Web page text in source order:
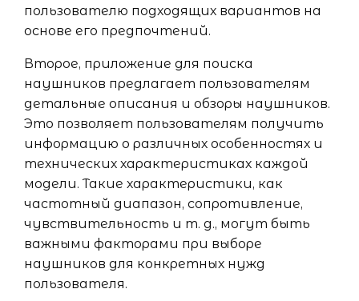
пользователю подходящих вариантов на
основе его предпочтений.
Второе, приложение для поиска
наушников предлагает пользователям
детальные описания и обзоры наушников.
Это позволяет пользователям получить
информацию о различных особенностях и
технических характеристиках каждой
модели. Такие характеристики, как
частотный диапазон, сопротивление,
чувствительность и т. д., могут быть
важными факторами при выборе
наушников для конкретных нужд
пользователя.